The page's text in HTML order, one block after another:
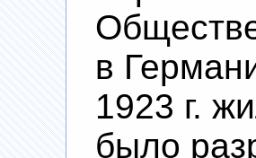
в
1923 г.
было